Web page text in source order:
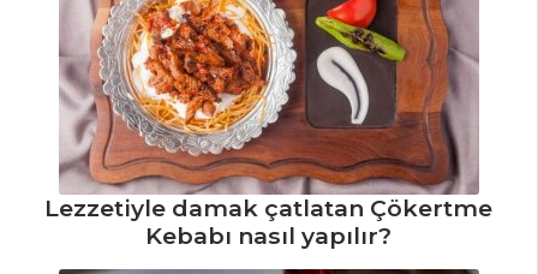
İÇECEKLER
Naneli Ayran
Tarifi, Nasıl Yapılır?
Demirhindi
Şerbeti Tarifi, Nasıl
Lezzetiyle damak çatlatan Çökertme
Kebabı nasıl yapılır?